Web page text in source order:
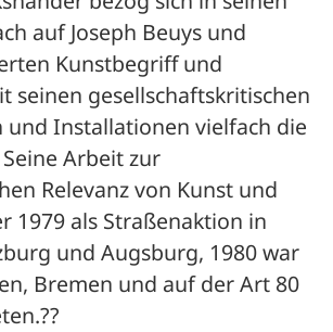
auf Joseph Beuys und
Kunstbegriff und
seinen gesellschaftskritischen
und Installationen vielfach die
Arbeit zur
Relevanz von Kunst und
1979 als Straßenaktion in
und Augsburg, 1980 war
Bremen und auf der Art 80